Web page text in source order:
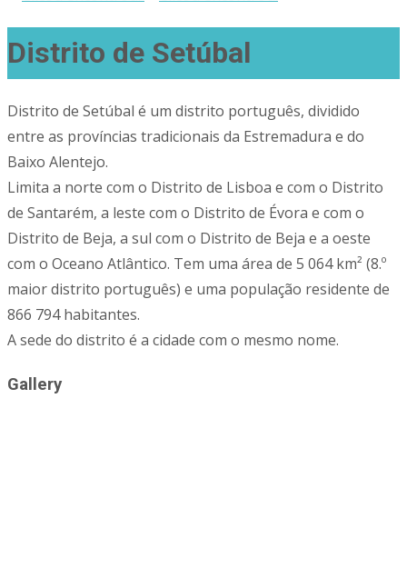
Distrito de Setúbal
Distrito de Setúbal é um distrito português, dividido
entre as províncias tradicionais da Estremadura e do
Baixo Alentejo.
Limita a norte com o Distrito de Lisboa e com o Distrito
de Santarém, a leste com o Distrito de Évora e com o
Distrito de Beja, a sul com o Distrito de Beja e a oeste
com o Oceano Atlântico. Tem uma área de 5 064 km² (8.º
maior distrito português) e uma população residente de
866 794 habitantes.
A sede do distrito é a cidade com o mesmo nome.
Gallery